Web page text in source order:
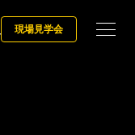
現場見学会